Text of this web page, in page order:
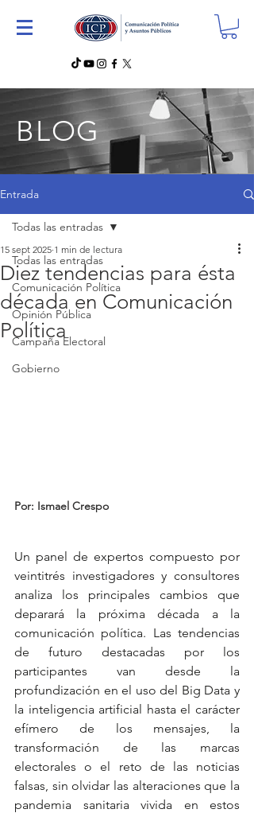
BLOG
Entrada
Todas las entradas
Comunicación Política
Opinión Pública
Campaña Electoral
Gobierno
Todas las entradas
Diez tendencias para ésta
década en Comunicación
Política
15 sept 2025 1 min de lectura
Por: Ismael Crespo
Un panel de expertos compuesto por
veintitrés investigadores y consultores
analiza los principales cambios que
deparará la próxima década a la
comunicación política. Las tendencias
de futuro destacadas por los
participantes van desde la
profundización en el uso del Big Data y
la inteligencia artificial hasta el carácter
efímero de los mensajes, la
transformación de las marcas
electorales o el reto de las noticias
falsas, sin olvidar las alteraciones que la
pandemia sanitaria vivida en estos